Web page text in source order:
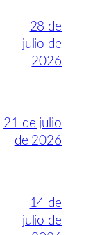
28 de
julio de
2026
21 de julio
de 2026
14 de
julio de